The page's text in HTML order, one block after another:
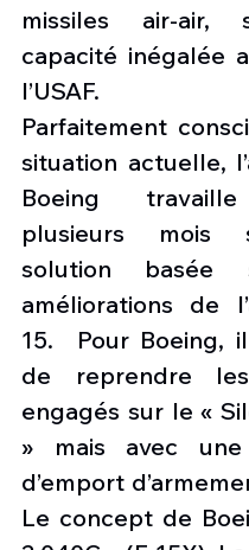
missiles air-air,
capacité inégalée
l’USAF.
Parfaitement
situation actuelle,
Boeing
plusieurs mois
solution basée
améliorations de
15.  Pour Boeing, il
de reprendre
engagés sur le «
» mais avec une
d’emport
Le concept de